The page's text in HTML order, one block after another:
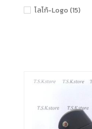
โลโก้-Logo (15)